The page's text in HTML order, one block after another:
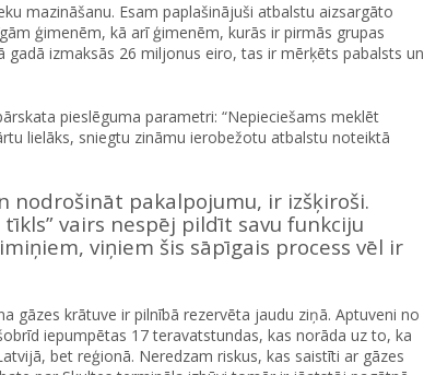
mazināšanu. Esam paplašinājuši atbalstu aizsargāto
ģimenēm, kā arī ģimenēm, kurās ir pirmās grupas
izmaksās 26 miljonus eiro, tas ir mērķēts pabalsts un
pieslēguma parametri: “Nepieciešams meklēt
lielāks, sniegtu zināmu ierobežotu atbalstu noteiktā
nodrošināt pakalpojumu, ir izšķiroši.
vairs nespēj pildīt savu funkciju
viņiem šis sāpīgais process vēl ir
gāzes krātuve ir pilnībā rezervēta jaudu ziņā. Aptuveni no
iepumpētas 17 teravatstundas, kas norāda uz to, ka
bet reģionā. Neredzam riskus, kas saistīti ar gāzes